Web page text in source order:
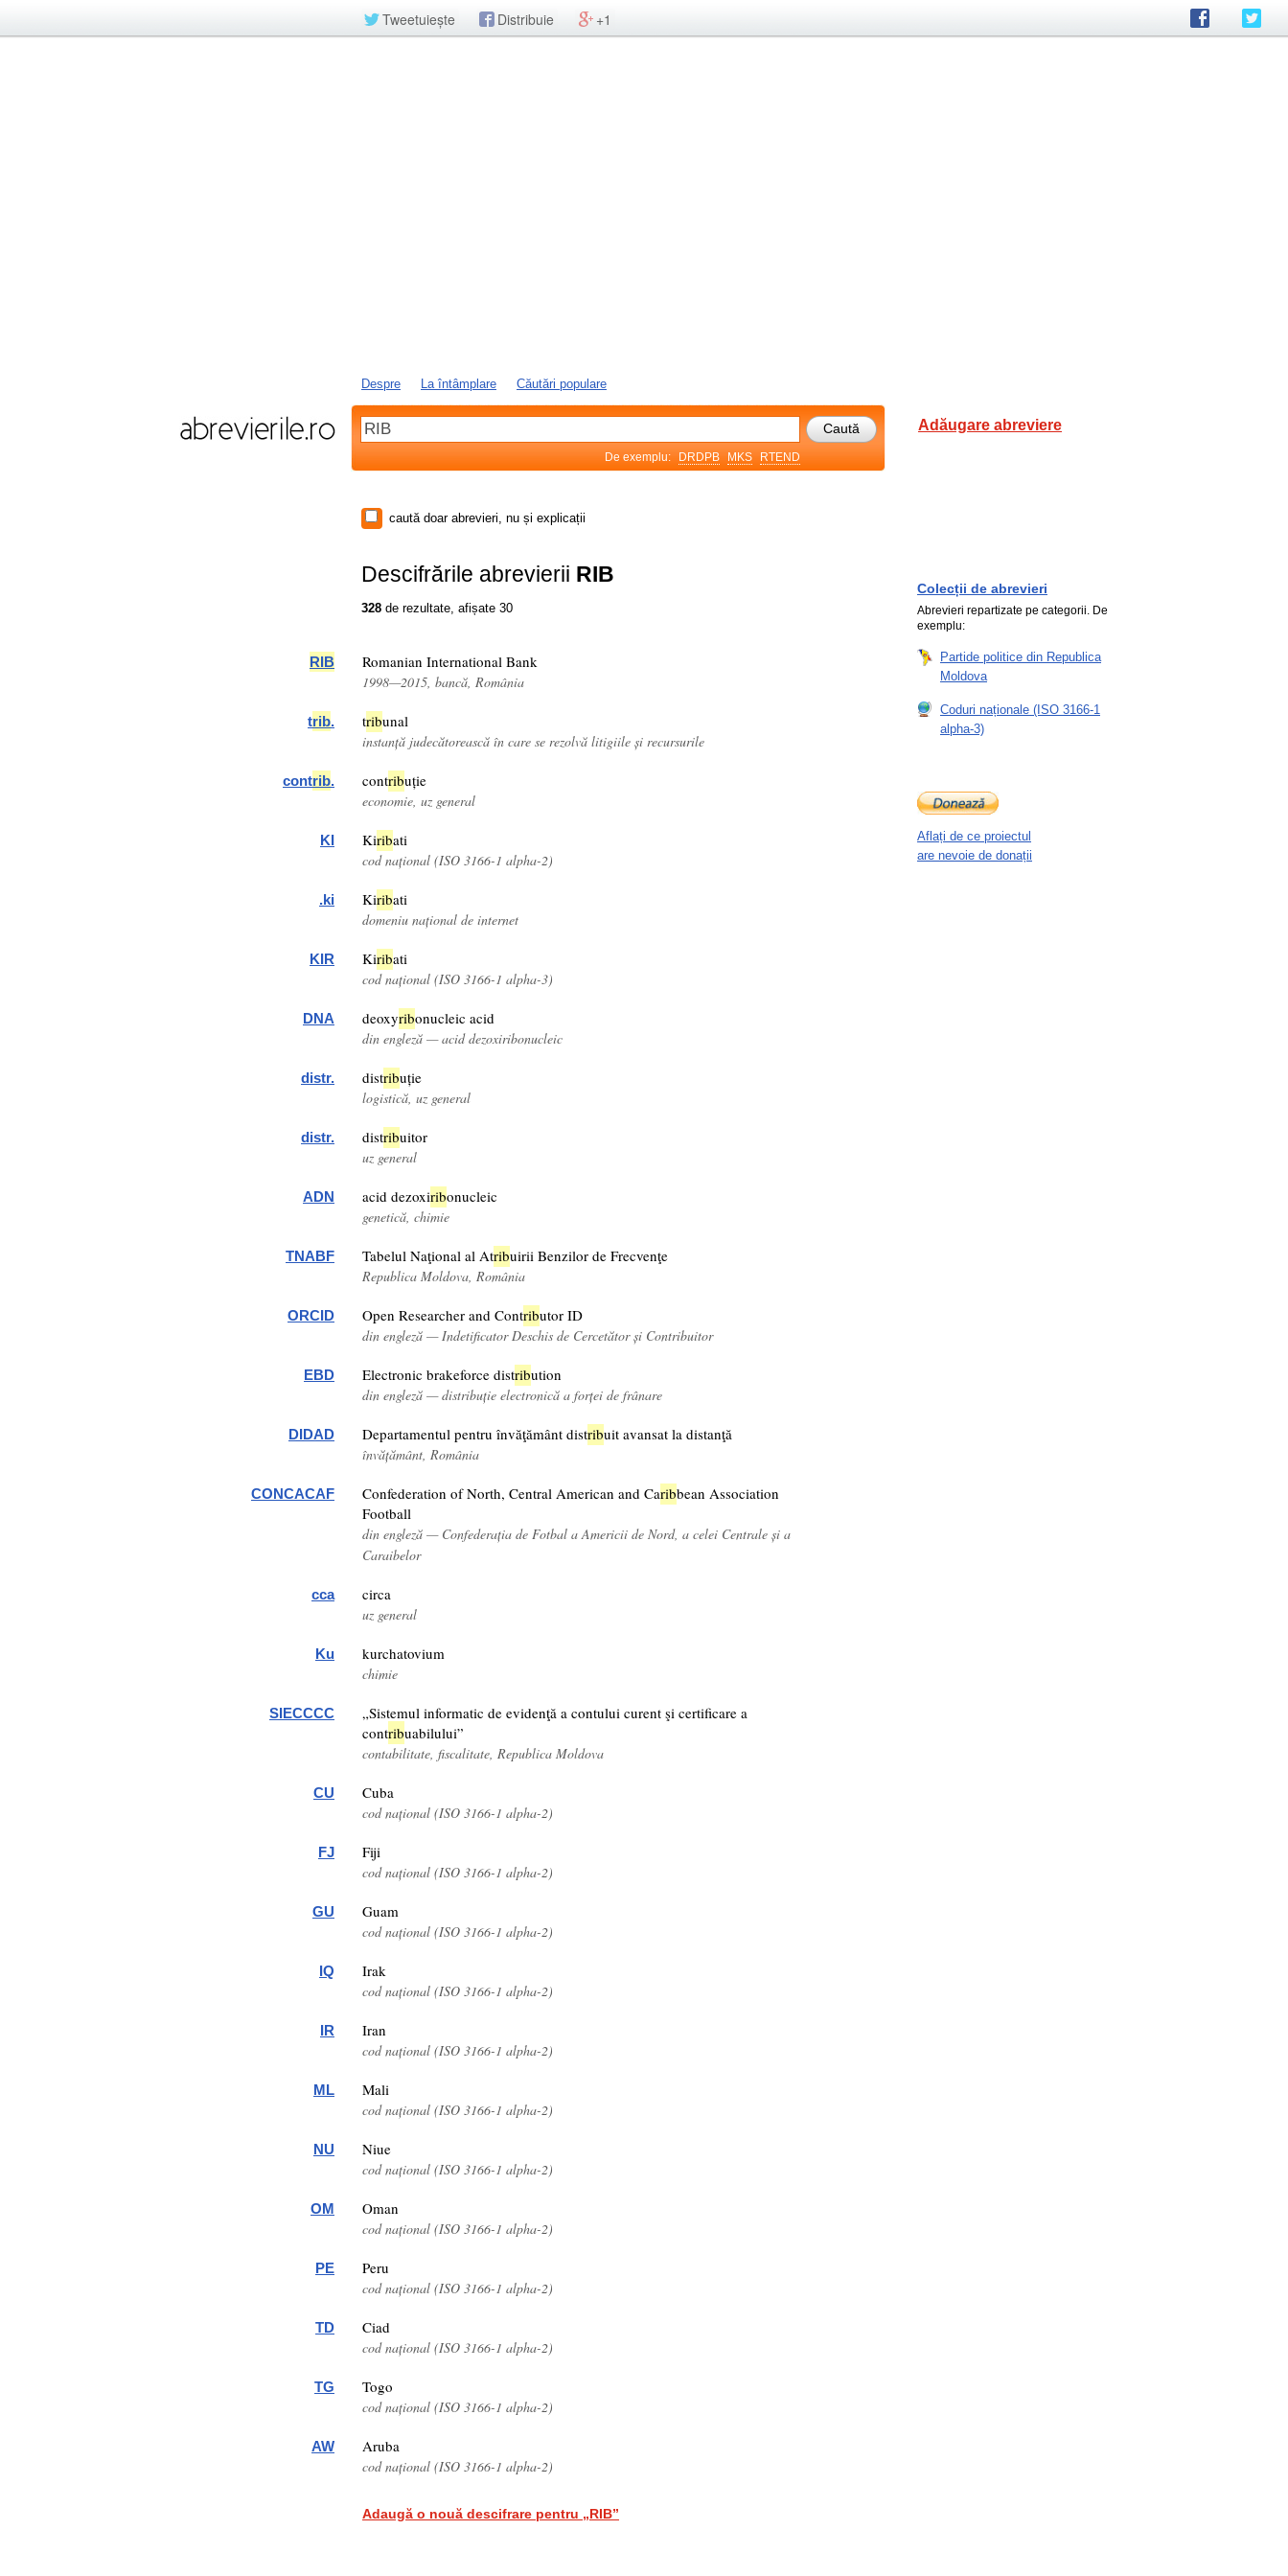
Tweetuiește Distribuie +1
Despre La întâmplare Căutări populare
De exemplu: DRDPB MKS RTEND
Adăugare abreviere
caută doar abrevieri, nu și explicații
Descifrările abrevierii RIB
328 de rezultate, afișate 30
RIB Romanian International Bank
1998—2015, bancă, România
trib. tribunal
instanță judecătorească în care se rezolvă litigiile și recursurile
contrib. contribuție
economie, uz general
KI Kiribati
cod național (ISO 3166-1 alpha-2)
.ki Kiribati
domeniu național de internet
KIR Kiribati
cod național (ISO 3166-1 alpha-3)
DNA deoxyribonucleic acid
din engleză — acid dezoxiribonucleic
distr. distribuție
logistică, uz general
distr. distribuitor
uz general
ADN acid dezoxiribonucleic
genetică, chimie
TNABF Tabelul Naţional al Atribuirii Benzilor de Frecvenţe
Republica Moldova, România
ORCID Open Researcher and Contributor ID
din engleză — Indetificator Deschis de Cercetător și Contribuitor
EBD Electronic brakeforce distribution
din engleză — distribuție electronică a forței de frânare
DIDAD Departamentul pentru învăţământ distribuit avansat la distanţă
învățământ, România
CONCACAF Confederation of North, Central American and Caribbean Association
Football
din engleză — Confederația de Fotbal a Americii de Nord, a celei Centrale și a
Caraibelor
cca circa
uz general
Ku kurchatovium
chimie
SIECCCC
„Sistemul informatic de evidenţă a contului curent şi certificare a
contribuabilului”
contabilitate, fiscalitate, Republica Moldova
CU Cuba
cod național (ISO 3166-1 alpha-2)
FJ Fiji
cod național (ISO 3166-1 alpha-2)
GU Guam
cod național (ISO 3166-1 alpha-2)
IQ Irak
cod național (ISO 3166-1 alpha-2)
IR Iran
cod național (ISO 3166-1 alpha-2)
ML Mali
cod național (ISO 3166-1 alpha-2)
NU Niue
cod național (ISO 3166-1 alpha-2)
OM Oman
cod național (ISO 3166-1 alpha-2)
PE Peru
cod național (ISO 3166-1 alpha-2)
TD Ciad
cod național (ISO 3166-1 alpha-2)
TG Togo
cod național (ISO 3166-1 alpha-2)
AW Aruba
cod național (ISO 3166-1 alpha-2)
Adaugă o nouă descifrare pentru „RIB”
Colecții de abrevieri
Abrevieri repartizate pe categorii. De
exemplu:
Partide politice din Republica
Moldova
Coduri naționale (ISO 3166-1
alpha-3)
Aflați de ce proiectul
are nevoie de donații